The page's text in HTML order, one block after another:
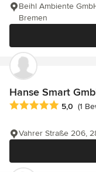
Beihl Ambiente
Bremen
Hanse Smart
Durchschnittliche
5,0 (1
Vahrer Straße 206,